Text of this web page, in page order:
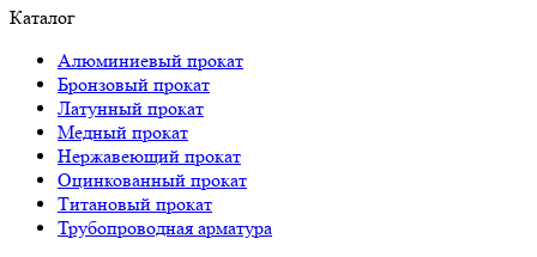
Каталог
Алюминиевый прокат
Бронзовый прокат
Латунный прокат
Медный прокат
Нержавеющий прокат
Оцинкованный прокат
Титановый прокат
Трубопроводная арматура